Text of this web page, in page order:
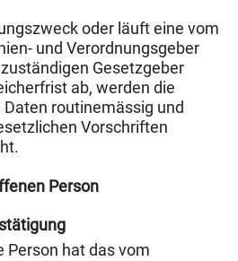
oder läuft eine vom
und Verordnungsgeber
Gesetzgeber
ab, werden die
routinemässig und
Vorschriften
Person
Person hat das vom